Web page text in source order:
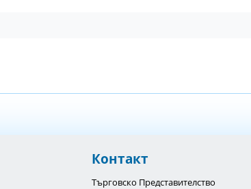
Контакт
Търговско Представителство